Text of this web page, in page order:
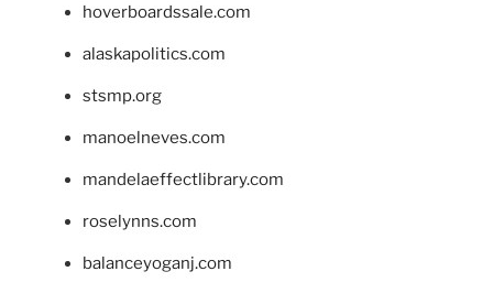
hoverboardssale.com
alaskapolitics.com
stsmp.org
manoelneves.com
mandelaeffectlibrary.com
roselynns.com
balanceyoganj.com